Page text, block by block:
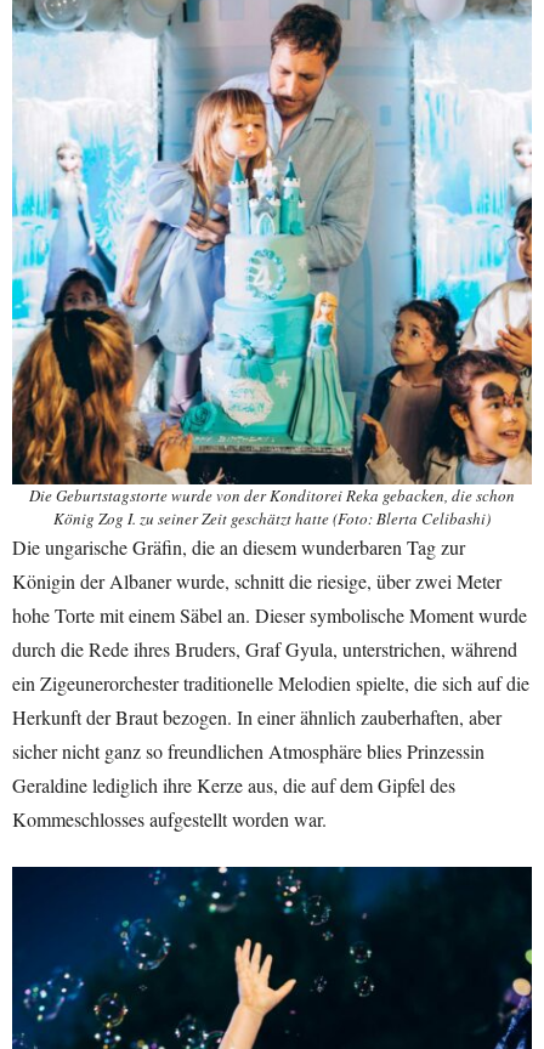
Die Geburtstagstorte wurde von der Konditorei Reka gebacken, die schon
König Zog I. zu seiner Zeit geschätzt hatte (Foto: Blerta Celibashi)
Die ungarische Gräfin, die an diesem wunderbaren Tag zur
Königin der Albaner wurde, schnitt die riesige, über zwei Meter
hohe Torte mit einem Säbel an. Dieser symbolische Moment wurde
durch die Rede ihres Bruders, Graf Gyula, unterstrichen, während
ein Zigeunerorchester traditionelle Melodien spielte, die sich auf die
Herkunft der Braut bezogen. In einer ähnlich zauberhaften, aber
sicher nicht ganz so freundlichen Atmosphäre blies Prinzessin
Geraldine lediglich ihre Kerze aus, die auf dem Gipfel des
Kommeschlosses aufgestellt worden war.